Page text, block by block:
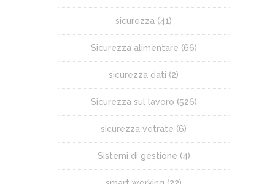
sicurezza (41)
Sicurezza alimentare (66)
sicurezza dati (2)
Sicurezza sul lavoro (526)
sicurezza vetrate (6)
Sistemi di gestione (4)